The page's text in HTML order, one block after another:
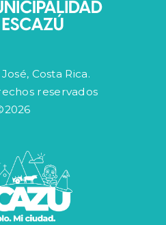
Costa Rica.
reservados